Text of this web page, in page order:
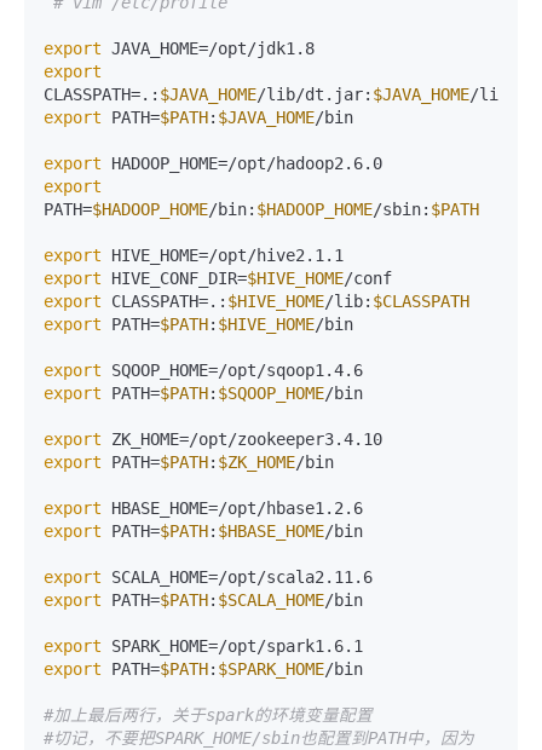
export
export
CLASSPATH=.: $JAVA_HOME/lib/dt.jar: $JAVA_HOME
export PATH=$PATH: $JAVA_HOME/bin
export
export
PATH=$HADOOP_HOME/bin: $HADOOP_HOME/sbin: $PATH
export
export HIVE_CONF_DIR=$HIVE_HOME
export CLASSPATH=.: $HIVE_HOME/lib: $CLASSPATH
export PATH=$PATH: $HIVE_HOME/bin
export
export PATH=$PATH: $SQOOP_HOME/bin
export
export PATH=$PATH: $ZK_HOME/bin
export
export PATH=$PATH: $HBASE_HOME/bin
export
export PATH=$PATH: $SCALA_HOME/bin
export
export PATH=$PATH: $SPARK_HOME/bin
#加上最后两行，关于spark的环境变量配置
#切记，不要把SPARK_HOME/sbin也配置到PATH中，因为